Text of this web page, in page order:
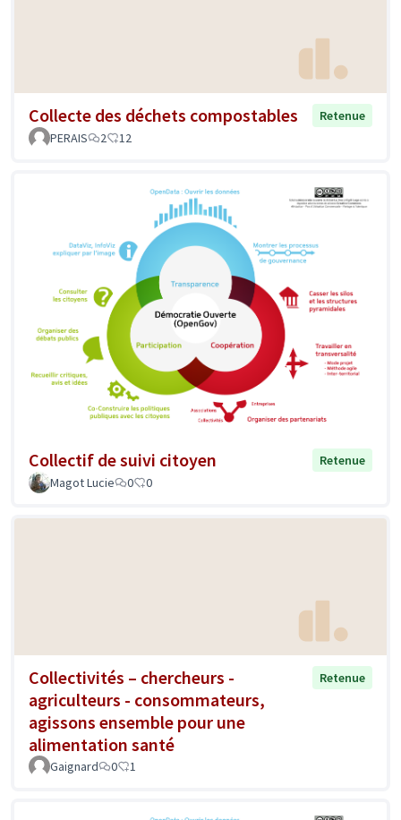
Collecte des déchets compostables
Retenue
PERAIS
2 12
Collectif de suivi citoyen
Retenue
Magot Lucie
0 0
Collectivités – chercheurs -
agriculteurs - consommateurs,
agissons ensemble pour une
alimentation santé
Retenue
Gaignard 0 1